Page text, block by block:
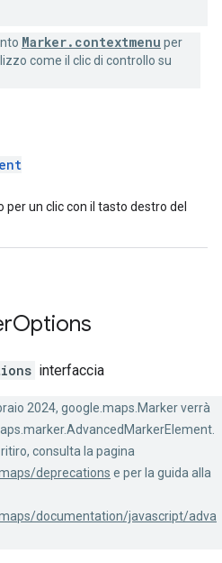
Marker.contextmenu per
come il clic di controllo su
un clic con il tasto destro del
Options
interfaccia
2024, google.maps.Marker verrà
consulta la pagina
deprecations e per la guida alla
documentation/javascript/adva